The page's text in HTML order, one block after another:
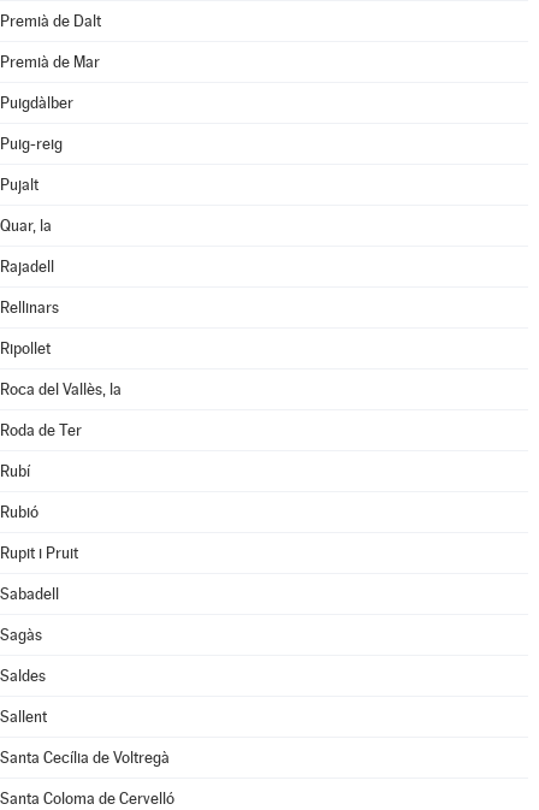
Premià de Dalt
Premià de Mar
Puigdàlber
Puig-reig
Pujalt
Quar, la
Rajadell
Rellinars
Ripollet
Roca del Vallès, la
Roda de Ter
Rubí
Rubió
Rupit i Pruit
Sabadell
Sagàs
Saldes
Sallent
Santa Cecília de Voltregà
Santa Coloma de Cervelló